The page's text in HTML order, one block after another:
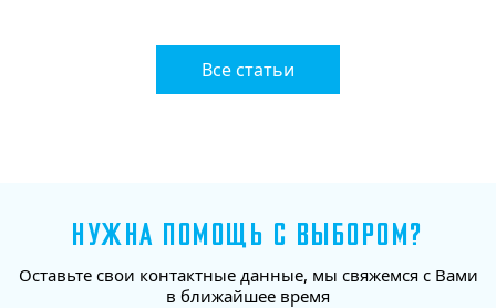
Все статьи
НУЖНА ПОМОЩЬ С ВЫБОРОМ?
Оставьте свои контактные данные, мы свяжемся с Вами
в ближайшее время